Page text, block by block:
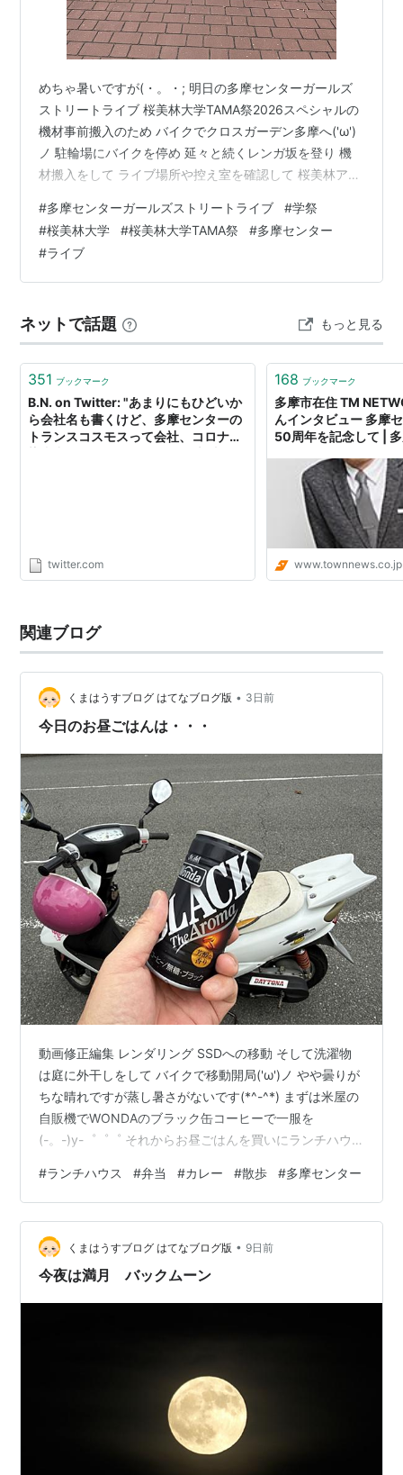
めちゃ暑いですが(・。・; 明日の多摩センターガールズ
ストリートライブ 桜美林大学TAMA祭2026スペシャルの
機材事前搬入のため バイクでクロスガーデン多摩へ('ω')
ノ 駐輪場にバイクを停め 延々と続くレンガ坂を登り 機
材搬入をして ライブ場所や控え室を確認して 桜美林アカ
停めたクロスガーデン多摩は200mくらいしか離れていま
せんが(^^ゞ 送迎車のベンツで送ってもらい（まさに役員
待遇('ω')） 明日の朝は8時20分に家の前まで迎えに来て
くれることを確認し 散会 32℃の割にはほんと暑いです
#多摩センターガールズストリートライブ #学祭
#桜美林大学 #桜美林大学TAMA祭 #多摩センター
#ライブ
ネットで話題 もっと見る
351 ブックマーク
B.N. on Twitter: "あまりにもひどいか
ら会社名も書くけど、多摩センターの
トランスコスモスって会社、コロナ感
twitter.com
168 ブックマーク
多摩市在住 TM
んインタビュー 多摩
50周年を記念して |
www.townnews.co.jp
関連ブログ
くまはうすブログ はてなブログ版 • 3日前
今日のお昼ごはんは・・・
動画修正編集 レンダリング SSDへの移動 そして洗濯物
は庭に外干しをして バイクで移動開局('ω')ノ やや曇りが
ちな晴れですが蒸し暑さがないです(*^-^*) まずは米屋の
自販機でWONDAのブラック缶コーヒーで一服を
(-。-)y-゜゜゜ それからお昼ごはんを買いにランチハウ
に(´；ω；`)ｳｯ… 今日はもうひとりのお姉さんが描いた
POP 日替わりには春巻きが入っているので(^^;)やめてコ
ロッケカレー大に(*'ω'*) 春巻きは苦手なんですよね(;´･
ω･) ランチハウス前の自販機でカロリーゼロレモンスカ
ッシュを買い 撤収～～～ …
#ランチハウス #弁当 #カレー #散歩 #多摩センター
くまはうすブログ はてなブログ版 • 9日前
今夜は満月 バックムーン